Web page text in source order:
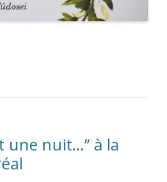
une nuit…” à la